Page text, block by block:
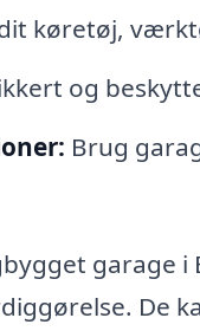
køretøj,
og
Brug
garage i
De